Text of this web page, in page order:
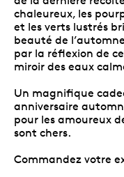
chaleureux, les
et les verts lustrés
beauté de
par la réflexion de
miroir des eaux
Un magnifique
anniversaire
pour les amoureux
sont chers.
Commandez votre